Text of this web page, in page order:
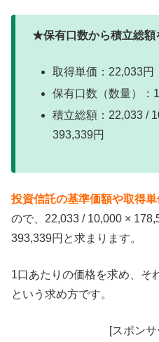
★保有口数から積立総額
取得単価：22,033円
保有口数（数量）：
積立総額：22,033 /
393,339円
投資信託の基準価額や取得
ので、22,033 / 10,000 ×
393,339円と求まります。
1口あたりの価格を求め、そ
という求め方です。
[スポン